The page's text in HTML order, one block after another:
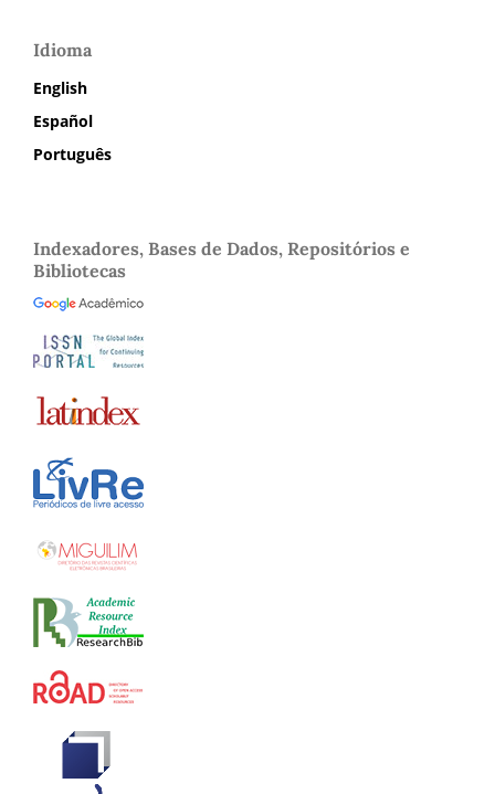
Idioma
English
Español
Português
Indexadores, Bases de Dados, Repositórios e
Bibliotecas